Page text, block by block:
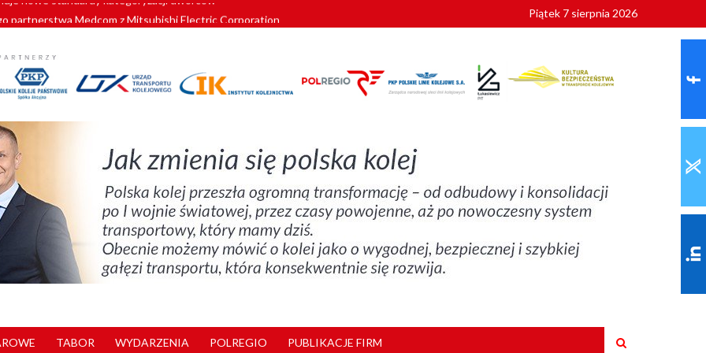
partnerstwa Medcom z Mitsubishi Electric Corporation
znów szuka dostawcy nowych EZT
kolejowych w północnej Wielkopolsce. Łatwiejsze dojazdy do pracy i szkoły
nowe standardy kategoryzacji dworców
Piątek 7 sierpnia 2026
TABOR WYDARZENIA POLREGIO PUBLIKACJE FIRM